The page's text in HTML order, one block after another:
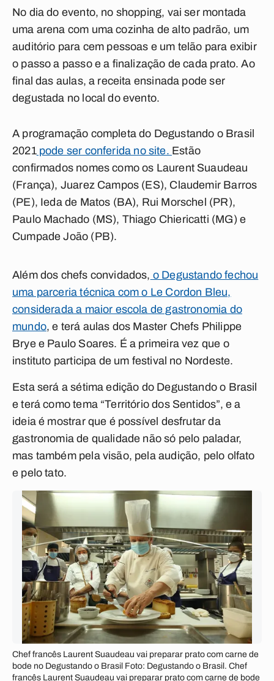
No dia do evento, no shopping, vai ser montada
uma arena com uma cozinha de alto padrão, um
auditório para cem pessoas e um telão para exibir
o passo a passo e a finalização de cada prato. Ao
final das aulas, a receita ensinada pode ser
degustada no local do evento.
A programação completa do Degustando o Brasil
2021pode ser conferida no site. Estão
confirmados nomes como os Laurent Suaudeau
(França), Juarez Campos (ES), Claudemir Barros
(PE), Ieda de Matos (BA), Rui Morschel (PR),
Paulo Machado (MS), Thiago Chiericatti (MG) e
Cumpade João (PB).
Além dos chefs convidados, o Degustando fechou
uma parceria técnica com o Le Cordon Bleu,
considerada a maior escola de gastronomia do
mundo, e terá aulas dos Master Chefs Philippe
Brye e Paulo Soares. É a primeira vez que o
instituto participa de um festival no Nordeste.
Esta será a sétima edição do Degustando o Brasil
e terá como tema “Território dos Sentidos”, e a
ideia é mostrar que é possível desfrutar da
gastronomia de qualidade não só pelo paladar,
mas também pela visão, pela audição, pelo olfato
e pelo tato.
Chef francês Laurent Suaudeau vai preparar prato com carne de
bode no Degustando o Brasil Foto: Degustando o Brasil. Chef
francês Laurent Suaudeau vai preparar prato com carne de bode